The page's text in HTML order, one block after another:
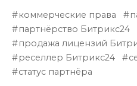
коммерческие права
партнёрство Битрикс24
продажа лицензий
реселлер Битрикс24
статус партнёра